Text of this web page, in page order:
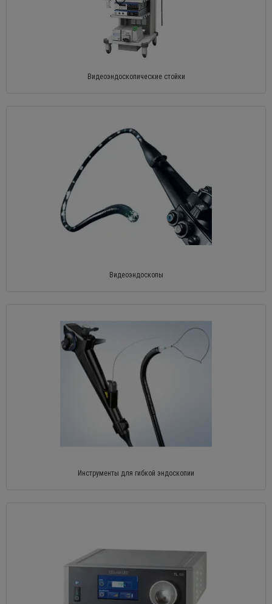
Видеоэндоскопические стойки
Видеоэндоскопы
Инструменты для гибкой эндоскопии